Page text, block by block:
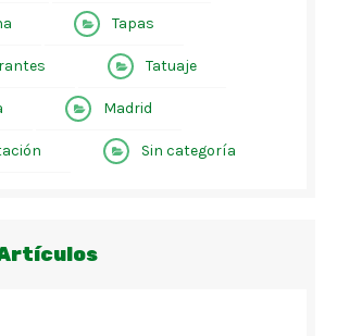
Tapas
Tatuaje
Madrid
Sin categoría